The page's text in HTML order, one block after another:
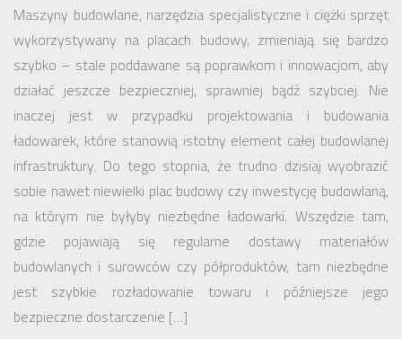
Maszyny budowlane, narzędzia specjalistyczne i ciężki sprzęt
wykorzystywany na placach budowy, zmieniają się bardzo
szybko – stale poddawane są poprawkom i innowacjom, aby
działać jeszcze bezpieczniej, sprawniej bądź szybciej. Nie
inaczej jest w przypadku projektowania i budowania
ładowarek, które stanowią istotny element całej budowlanej
infrastruktury. Do tego stopnia, że trudno dzisiaj wyobrazić
sobie nawet niewielki plac budowy czy inwestycję budowlaną,
na którym nie byłyby niezbędne ładowarki. Wszędzie tam,
gdzie pojawiają się regularne dostawy materiałów
budowlanych i surowców czy półproduktów, tam niezbędne
jest szybkie rozładowanie towaru i późniejsze jego
bezpieczne dostarczenie […]